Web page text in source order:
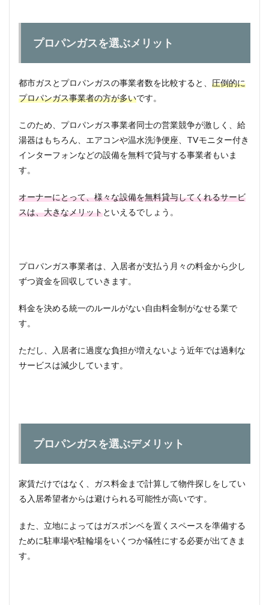
プロパンガスを選ぶメリット
都市ガスとプロパンガスの事業者数を比較すると、 圧倒的に
プロパンガス事業者の方が多いです。
このため、プロパンガス事業者同士の営業競争が激しく、給
湯器はもちろん、エアコンや温水洗浄便座、TVモニター付き
インターフォンなどの設備を無料で貸与する事業者もいま
す。
オーナーにとって、様々な設備を無料貸与してくれるサービ
スは、大きなメリットといえるでしょう。
プロパンガス事業者は、入居者が支払う月々の料金から少し
ずつ資金を回収していきます。
料金を決める統一のルールがない自由料金制がなせる業で
す。
ただし、入居者に過度な負担が増えないよう近年では過剰な
サービスは減少しています。
プロパンガスを選ぶデメリット
家賃だけではなく、ガス料金まで計算して物件探しをしてい
る入居希望者からは避けられる可能性が高いです。
また、立地によってはガスボンベを置くスペースを準備する
ために駐車場や駐輪場をいくつか犠牲にする必要が出てきま
す。